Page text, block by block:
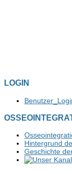
LOGIN
Hintergrund
Geschichte